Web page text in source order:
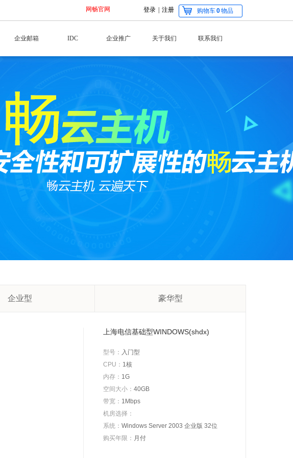
登录 注册 购物车0物品
网畅官网
企业邮箱 IDC 企业推广 关于我们 联系我们
企业型 豪华型
上海电信基础型WINDOWS(shdx)
型号： 入门型
CPU： 1核
内存： 1G
空间大小： 40GB
带宽： 1Mbps
机房选择：
系统： Windows Server 2003 企业版 32位
购买年限： 月付